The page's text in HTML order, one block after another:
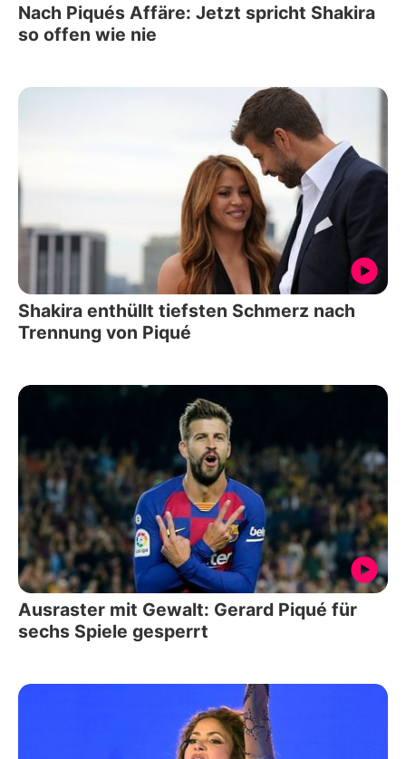
Nach Piqués Affäre: Jetzt spricht Shakira
so offen wie nie
Shakira enthüllt tiefsten Schmerz nach
Trennung von Piqué
Ausraster mit Gewalt: Gerard Piqué für
sechs Spiele gesperrt